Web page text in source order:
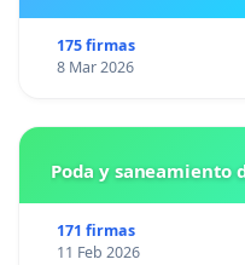
175 firmas
8 Mar 2026
Poda y saneamiento
171 firmas
11 Feb 2026